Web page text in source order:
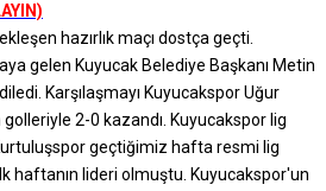
hazırlık maçı dostça geçti.
gelen Kuyucak Belediye Başkanı Metin
Karşılaşmayı Kuyucakspor Uğur
2-0 kazandı. Kuyucakspor lig
geçtiğimiz hafta resmi lig
haftanın lideri olmuştu. Kuyucakspor'un